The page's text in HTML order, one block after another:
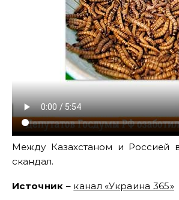
Между Казахстаном и Россией
скандал.
Источник – канал «Украина 365»